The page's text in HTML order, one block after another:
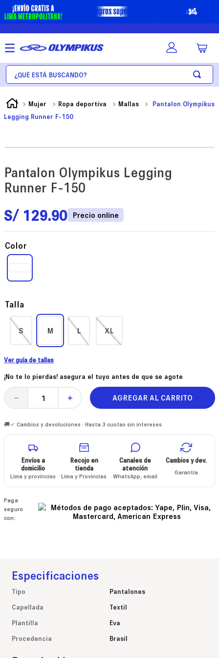
¿Qué está buscando?
Mujer Ropa deportiva Mallas
Pantalon Olympikus
Legging Runner F-150
Pantalon Olympikus Legging
Runner F-150
S/ 129.90
Talla
S M L XL
Color
Ver guía de tallas
¡No te lo pierdas! asegura el tuyo antes de que se agote
＋
－ AGREGAR AL CARRITO
🚚✓ Cambios y devoluciones · Hasta 3 cuotas sin intereses
Envíos a
domicilio
Lima y provincias
Recojo en
tienda
Lima y Provincias
Canales de
atención
WhatsApp, email
Cambios y dev.
Garantía
Paga
seguro
con:
Especificaciones
Tipo
Pantalones
Capellada
Textil
Plantilla
Eva
Procedencia
Brasil